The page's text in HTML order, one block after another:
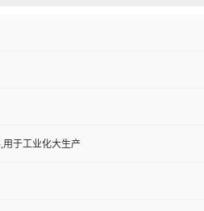
用于工业化大生产